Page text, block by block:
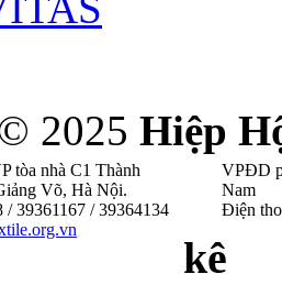
2025 Hiệp
tòa nhà C1 Thành
Võ, Hà Nội .
/ 39361167 / 39364134
VPĐD
Nam
Điện
kê